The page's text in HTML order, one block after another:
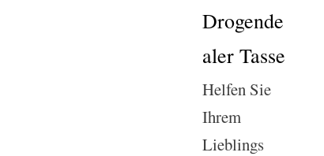
Drogende
aler Tasse
Helfen Sie
Ihrem
Lieblings